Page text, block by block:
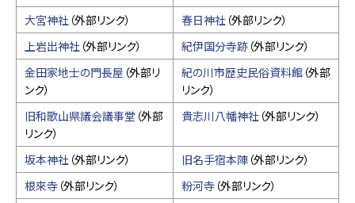
大宮神社 （外部リンク） 春日神社 （外部リンク）
上岩出神社 （外部リンク） 紀伊国分寺跡 （外部リンク）
金田家地士の門長屋 （外部リ
ンク）
紀の川市歴史民俗資料館 （外部
リンク）
旧和歌山県議会議事堂 （外部
リンク）
貴志川八幡神社 （外部リンク）
坂本神社 （外部リンク） 旧名手宿本陣 （外部リンク）
根來寺 （外部リンク） 粉河寺 （外部リンク）